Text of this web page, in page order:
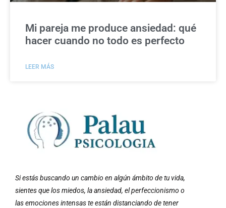
Mi pareja me produce ansiedad: qué
hacer cuando no todo es perfecto
LEER MÁS
Si estás buscando un cambio en algún ámbito de tu vida,
sientes que los miedos, la ansiedad, el perfeccionismo o
las emociones intensas te están distanciando de tener